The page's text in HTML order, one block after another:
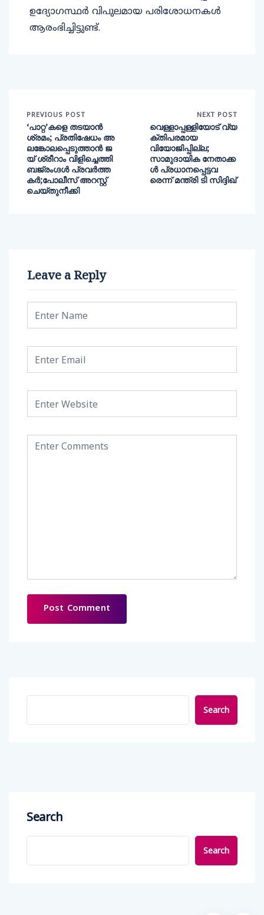
ഉദ്യോഗസ്ഥർ വിപുലമായ പരിശോധനകൾ
ആരംഭിച്ചിട്ടുണ്ട്.
PREVIOUS POST
‘പാറ്റ’കളെ തടയാന്‍
ശ്രമം; പ്രതിഷേധം അ
ലങ്കോലപ്പെടുത്താന്‍ ജ
യ് ശ്രീറാം വിളിച്ചെത്തി
ബജ്രംഗ്ദള്‍ പ്രവര്‍ത്ത
കര്‍;പോലീസ് അറസ്റ്റ്
ചെയ്തുനീക്കി
NEXT POST
വെള്ളാപ്പള്ളിയോട് വ്യ
ക്തിപരമായ
വിയോജിപ്പില്ല;
സാമുദായിക നേതാക്ക
ൾ പ്രധാനപ്പെട്ടവ
രെന്ന് മന്ത്രി ടി സിദ്ദിഖ്
Leave a Reply
Search
Search
Search